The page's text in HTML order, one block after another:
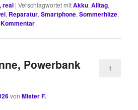
real |Verschlagwortet mitAkku,Alltag,
, Reparatur,Smartphone,Sommerhitze,
Powerbank
vonMister F.
1